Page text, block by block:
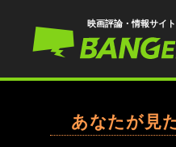
映画評論・情報サイ
あなたが見